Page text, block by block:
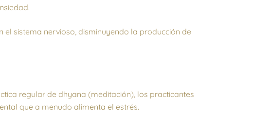
sistema nervioso, disminuyendo la producción de
regular de dhyana (meditación), los practicantes
que a menudo alimenta el estrés.